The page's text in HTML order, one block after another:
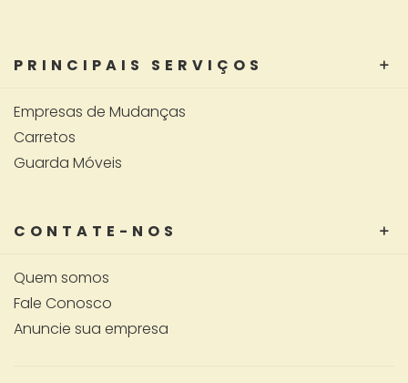
PRINCIPAIS SERVIÇOS
Empresas de Mudanças
Carretos
Guarda Móveis
CONTATE-NOS
Quem somos
Fale Conosco
Anuncie sua empresa